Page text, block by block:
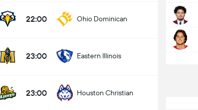
22:00 Ohio Dominican
23:00 Eastern Illinois
23:00 Houston Christian